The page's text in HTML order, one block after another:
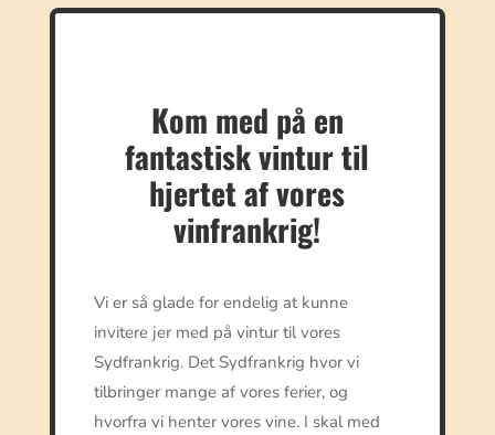
Kom med på en
fantastisk vintur til
hjertet af vores
vinfrankrig!
Vi er så glade for endelig at kunne
invitere jer med på vintur til vores
Sydfrankrig. Det Sydfrankrig hvor vi
tilbringer mange af vores ferier, og
hvorfra vi henter vores vine. I skal med